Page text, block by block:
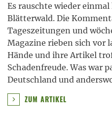
Es rauschte wieder
Blätterwald. Die
Tageszeitungen und
Magazine rieben sich vor
Hände und ihre Artikel
Schadenfreude. Was war
Deutschland und
ZUM ARTIKEL